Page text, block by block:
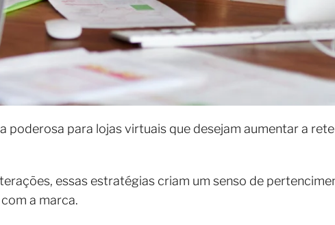
poderosa para lojas virtuais que desejam aumentar a
essas estratégias criam um senso de
a marca.